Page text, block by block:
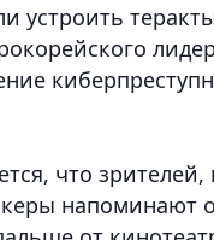
устроить
что
напоминают